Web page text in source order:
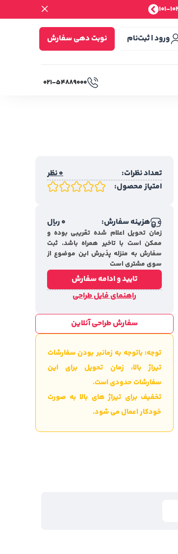
ورود | ثبت‌نام نوبت دهی سفارش
۰۲۱-۵۴۸۸۹۰۰۰
تعداد نظرات:
0 نظر
امتیاز محصول:
هزینه سفارش: 0ریال
زمان تحویل اعلام شده تقریبی بوده و
ممکن است با تاخیر همراه باشد. ثبت
سفارش به منزله پذیرش این موضوع از
سوی مشتری است
تایید و ادامه سفارش
راهنمای فایل طراحی
سفارش طراحی آنلاین
توجه: باتوجه به زمانبر بودن سفارشات
تیراژ بالا، زمان تحویل برای این
سفارشات حدودی است.
تخفیف برای تیراژ های بالا به صورت
خودکار اعمال می شود.